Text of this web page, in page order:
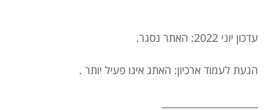
עדכון יוני 2022: האתר נסגר.
הגעת לעמוד ארכיון: האתג אינו פעיל יותר .